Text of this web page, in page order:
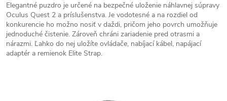
Elegantné puzdro je určené na bezpečné uloženie náhlavnej súpravy
Oculus Quest 2 a príslušenstva. Je vodotesné a na rozdiel od
konkurencie ho možno nosiť v daždi, pričom jeho povrch umožňuje
jednoduché čistenie. Zároveň chráni zariadenie pred otrasmi a
nárazmi. Ľahko do nej uložíte ovládače, nabíjací kábel, napájací
adaptér a remienok Elite Strap.